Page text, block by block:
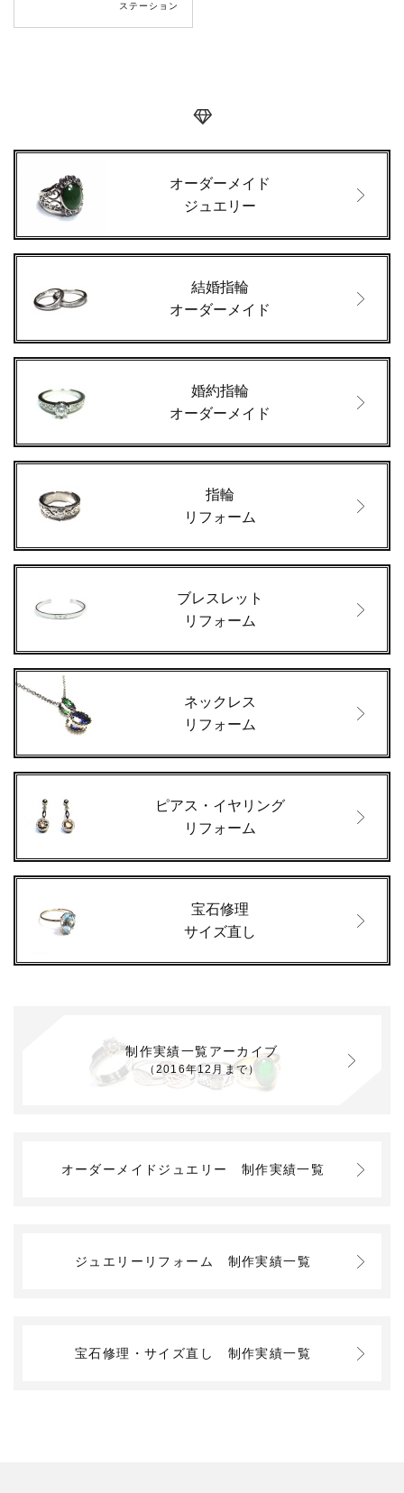
ステーション
オーダーメイド
ジュエリー
結婚指輪
オーダーメイド
婚約指輪
オーダーメイド
指輪
リフォーム
ブレスレット
リフォーム
ネックレス
リフォーム
ピアス・イヤリング
リフォーム
宝石修理
サイズ直し
制作実績一覧アーカイブ
（2016年12月まで）
オーダーメイドジュエリー 制作実績一覧
ジュエリーリフォーム 制作実績一覧
宝石修理・サイズ直し 制作実績一覧